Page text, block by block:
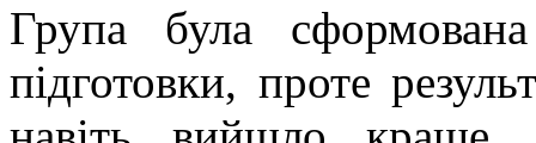
Група була
підготовки, проте